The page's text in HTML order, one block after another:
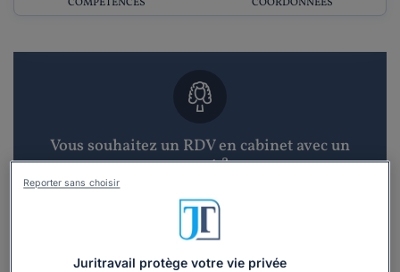
Vous souhaitez un RDV en cabinet avec un
avocat ?
Recevoir des devis d'avocats
Juritravail protège votre vie privée
Reporter sans choisir